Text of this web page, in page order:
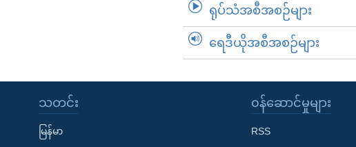
ရုပ်သံအစီအစဉ်များ
ရေဒီယိုအစီအစဉ်များ
သတင်း
မြန်မာ
၀န်ဆောင်မှုများ
RSS